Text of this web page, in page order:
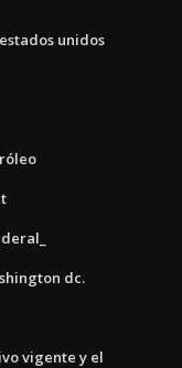
unidos
dc.
vigente y el